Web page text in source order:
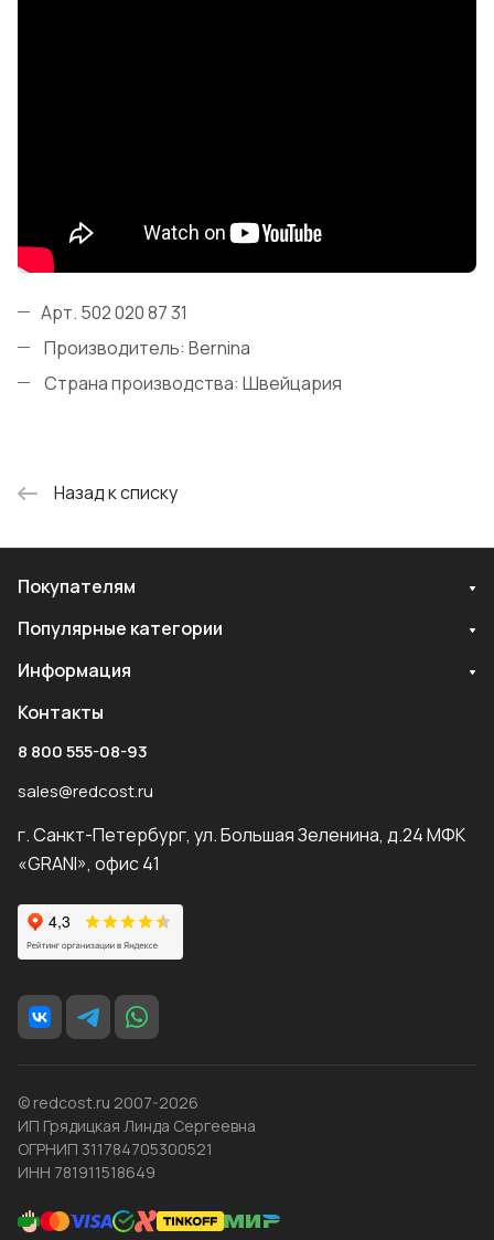
Арт. 502 020 87 31
Производитель: Bernina
Страна производства: Швейцария
Назад к списку
Покупателям
Популярные категории
Информация
Контакты
8 800 555-08-93
sales@redcost.ru
г. Санкт-Петербург, ул. Большая Зеленина, д.24 МФК
«GRANI», офис 41
© redcost.ru 2007-2026
ИП Грядицкая Линда Сергеевна
ОГРНИП 311784705300521
ИНН 781911518649